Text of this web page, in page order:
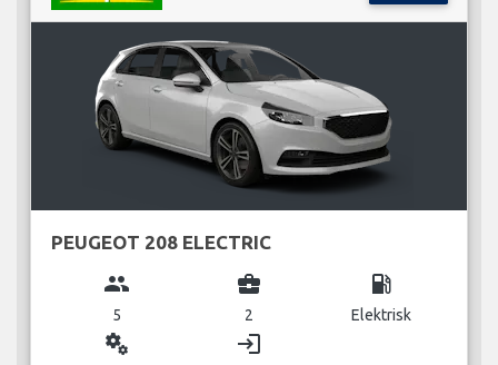
PEUGEOT 208 ELECTRIC
group
5
business_center
2
local_gas_station
Elektrisk
miscellaneous_services login